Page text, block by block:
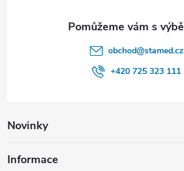
s
u
Novinky
Informace
obchod@stamed.cz
+420 725 323 111